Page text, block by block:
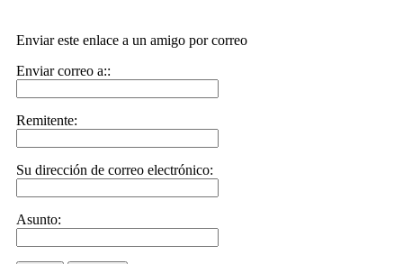
Enviar este enlace a un amigo por correo
Enviar correo a::
Remitente:
Su dirección de correo electrónico:
Asunto: